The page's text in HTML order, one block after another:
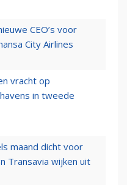
CEO’s voor
City Airlines
vracht op
in tweede
maand dicht voor
Transavia wijken uit